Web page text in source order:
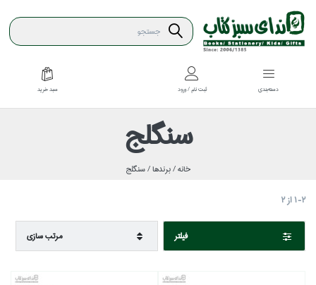
دسته‌بندي ثبت نام / ورود سبد خريد
سنگلج
خانه /برندها /سنگلج
1-2از2
فيلتر مرتب سازي